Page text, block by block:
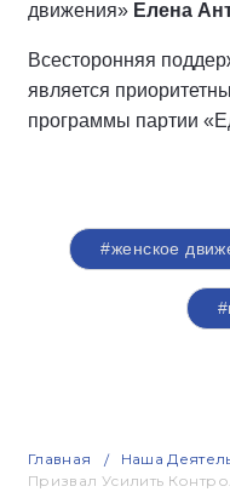
движения» Елена
Всесторонняя
является
программы партии
#женское
Главная Наша
Призвал Усилить